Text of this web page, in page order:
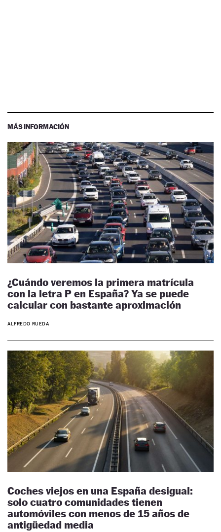
MÁS INFORMACIÓN
¿Cuándo veremos la primera matrícula
con la letra P en España? Ya se puede
calcular con bastante aproximación
ALFREDO RUEDA
Coches viejos en una España desigual:
solo cuatro comunidades tienen
automóviles con menos de 15 años de
antigüedad media